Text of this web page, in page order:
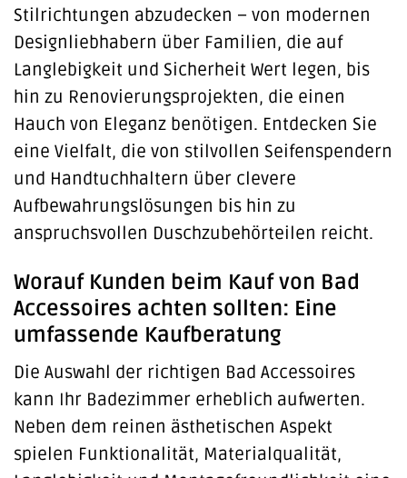
Stilrichtungen abzudecken – von modernen
Designliebhabern über Familien, die auf
Langlebigkeit und Sicherheit Wert legen, bis
hin zu Renovierungsprojekten, die einen
Hauch von Eleganz benötigen. Entdecken Sie
eine Vielfalt, die von stilvollen Seifenspendern
und Handtuchhaltern über clevere
Aufbewahrungslösungen bis hin zu
anspruchsvollen Duschzubehörteilen reicht.
Worauf Kunden beim Kauf von Bad
Accessoires achten sollten: Eine
umfassende Kaufberatung
Die Auswahl der richtigen Bad Accessoires
kann Ihr Badezimmer erheblich aufwerten.
Neben dem reinen ästhetischen Aspekt
spielen Funktionalität, Materialqualität,